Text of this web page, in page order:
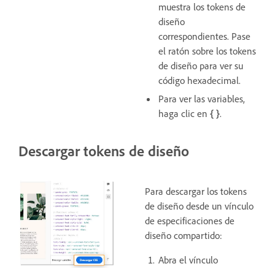
muestra los tokens de
diseño
correspondientes. Pase
el ratón sobre los tokens
de diseño para ver su
código hexadecimal.
Para ver las variables,
haga clic en { }.
Descargar tokens de diseño
Para descargar los tokens
de diseño desde un vínculo
de especificaciones de
diseño compartido:
Abra el vínculo